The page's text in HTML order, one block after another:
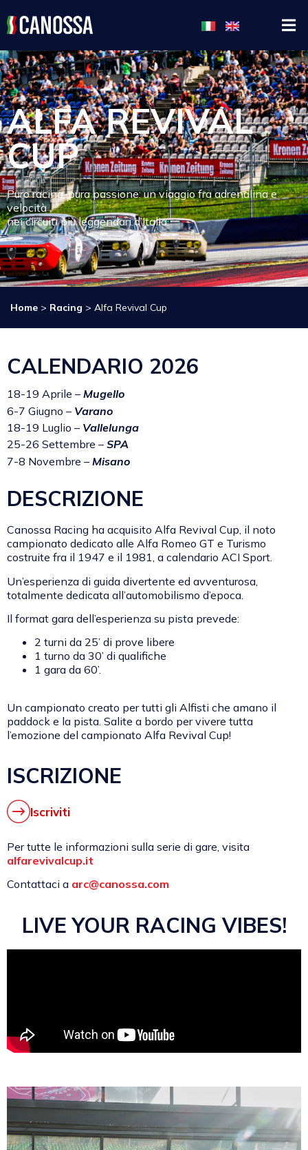
ALFA REVIVAL
CUP
Puro racing, pura passione: un viaggio fra adrenalina e
velocità
nei circuiti più leggendari d’Italia.
Home > Racing > Alfa Revival Cup
CALENDARIO 2026
18-19 Aprile – Mugello
6-7 Giugno – Varano
18-19 Luglio – Vallelunga
25-26 Settembre – SPA
7-8 Novembre – Misano
DESCRIZIONE
Canossa Racing ha acquisito Alfa Revival Cup, il noto
campionato dedicato alle Alfa Romeo GT e Turismo
costruite fra il 1947 e il 1981, a calendario ACI Sport.
Un’esperienza di guida divertente ed avventurosa,
totalmente dedicata all’automobilismo d’epoca.
Il format gara dell’esperienza su pista prevede:
2 turni da 25’ di prove libere
1 turno da 30’ di qualifiche
1 gara da 60’.
Un campionato creato per tutti gli Alfisti che amano il
paddock e la pista. Salite a bordo per vivere tutta
l’emozione del campionato Alfa Revival Cup!
ISCRIZIONE
Iscriviti
Per tutte le informazioni sulla serie di gare, visita
alfarevivalcup.it
Contattaci a arc@canossa.com
LIVE YOUR RACING VIBES!